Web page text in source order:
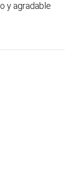
y agradable